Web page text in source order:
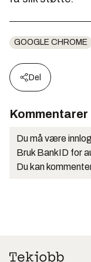
GOOGLE CHROME
Del
Kommentarer
Du må være
Bruk BankID for
Du kan